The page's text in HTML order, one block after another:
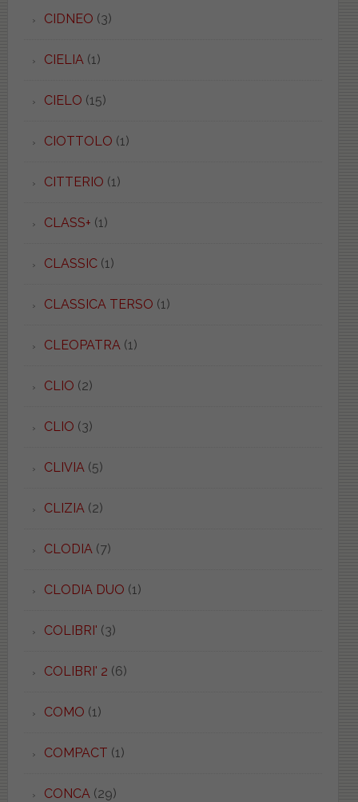
CIDNEO (3)
CIELIA(1)
CIELO (15)
CIOTTOLO (1)
CITTERIO (1)
CLASS+ (1)
CLASSIC(1)
CLASSICA TERSO (1)
CLEOPATRA(1)
CLIO (2)
CLIO (3)
CLIVIA(5)
CLIZIA(2)
CLODIA(7)
CLODIA DUO (1)
COLIBRI' (3)
COLIBRI' 2 (6)
COMO (1)
COMPACT (1)
CONCA(29)